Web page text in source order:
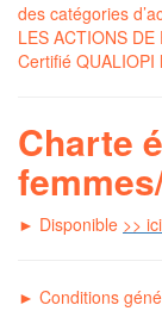
des catégories
LES ACTIONS DE
Certifié
Charte
► Disponible >>
► Conditions